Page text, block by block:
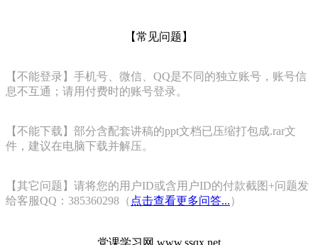
【常见问题】
【不能登录】手机号、微信、QQ是不同的独立账号，账号信
息不互通；请用付费时的账号登录。
【不能下载】部分含配套讲稿的ppt文档已压缩打包成.rar文
件，建议在电脑下载并解压。
【其它问题】请将您的用户ID或含用户ID的付款截图+问题发
给客服QQ：385360298（ 点击查看更多问答...）
党课学习网 www.ssqx.net